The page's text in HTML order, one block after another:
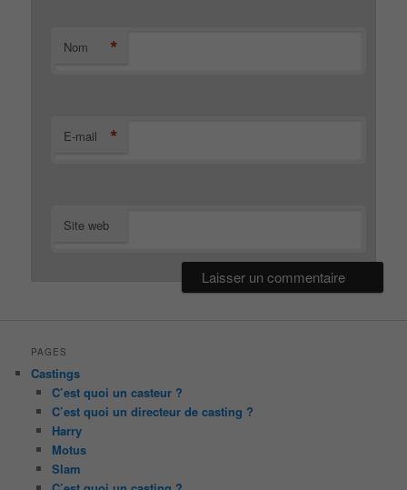
Nom *
E-mail *
Site web
PAGES
Castings
C’est quoi un casteur ?
C’est quoi un directeur de casting ?
Harry
Motus
Slam